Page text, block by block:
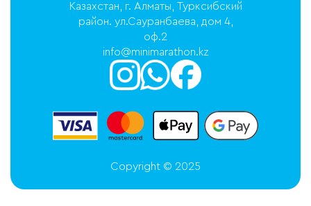
Казахстан, г. Алматы, Турксибский
район. ул.Сауранбаева, дом 4,
оф.2
info@minimarathon.kz
Copyright © 2025